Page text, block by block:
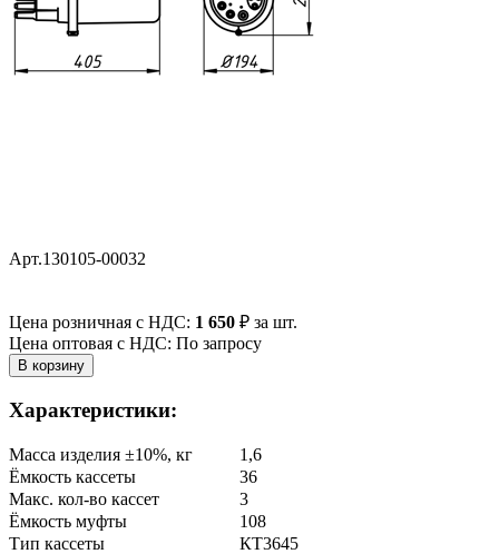
Арт.130105-00032
Цена розничная с НДС: 1 650 ₽ за шт.
Цена оптовая с НДС: По запросу
Характеристики:
Масса изделия ±10%, кг
1,6
Ёмкость кассеты
36
Макс. кол-во кассет
3
Ёмкость муфты
108
Тип кассеты
КТ3645